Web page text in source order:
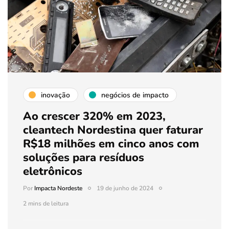
inovação negócios de impacto
Ao crescer 320% em 2023,
cleantech Nordestina quer faturar
R$18 milhões em cinco anos com
soluções para resíduos
eletrônicos
PorImpacta Nordeste
19 de junho de 2024
2 mins de leitura